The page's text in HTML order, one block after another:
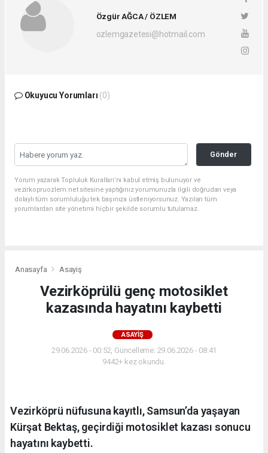
Özgür AĞCA / ÖZLEM
ozlemgazetesi@hotmail.com
Okuyucu Yorumları (0)
Gönder
Yorum yazarak Topluluk Kuralları’nı kabul etmiş bulunuyor ve
vezirkopruozlem.net sitesine yaptığınız yorumunuzla ilgili doğrudan veya
dolaylı tüm sorumluluğu tek başınıza üstleniyorsunuz. Yazılan tüm
yorumlardan site yönetimi hiçbir şekilde sorumlu tutulamaz.
Anasayfa Asayiş
Vezirköprülü genç motosiklet
kazasında hayatını kaybetti
ASAYIŞ
29.06.2026 - 00:52, Güncelleme: 29.06.2026 - 08:41
9442+ kez okundu.
Vezirköprü nüfusuna kayıtlı, Samsun’da yaşayan
Kürşat Bektaş, geçirdiği motosiklet kazası sonucu
hayatını kaybetti.